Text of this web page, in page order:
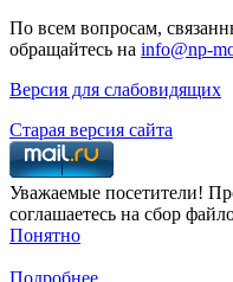
По всем вопросам,
обращайтесь на info@np-
Версия для слабовидящих
Старая версия сайта
Уважаемые посетители!
соглашаетесь на сбор
Понятно